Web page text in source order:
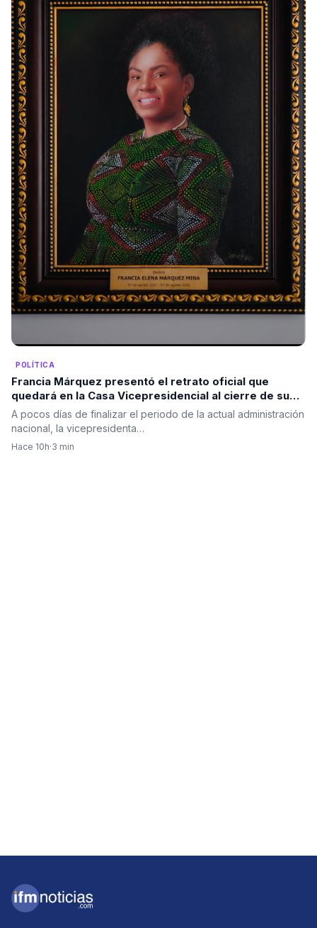
POLÍTICA
Francia Márquez presentó el retrato oficial que
quedará en la Casa Vicepresidencial al cierre de su
mandato
A pocos días de finalizar el periodo de la actual administración
nacional, la vicepresidenta…
Hace 10h·3 min